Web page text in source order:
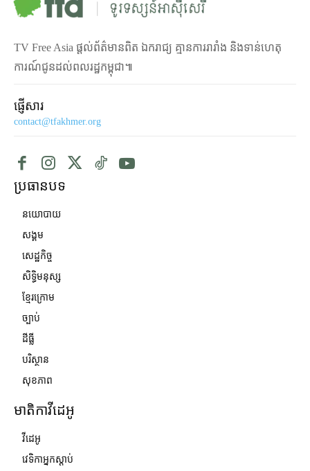
TV Free Asia ផ្ដល់ព័ត៌មានពិត ឯករាជ្យ គ្មានការរារាំង និងទាន់ហេតុ
ការណ៍ជូនដល់ពលរដ្ឋកម្ពុជា៕
ផ្ញើសារ
contact@tfakhmer.org
ប្រធានបទ
នយោបាយ
សង្គម
សេដ្ឋកិច្ច
សិទ្ធិមនុស្ស
ខ្មែរក្រោម
ច្បាប់
ដីធ្លី
បរិស្ថាន
សុខភាព
មាតិកាវីដេអូ
វីដេអូ
វេទិកាអ្នកស្ដាប់